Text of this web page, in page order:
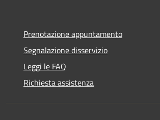
Prenotazione appuntamento
Segnalazione disservizio
Leggi le FAQ
Richiesta assistenza